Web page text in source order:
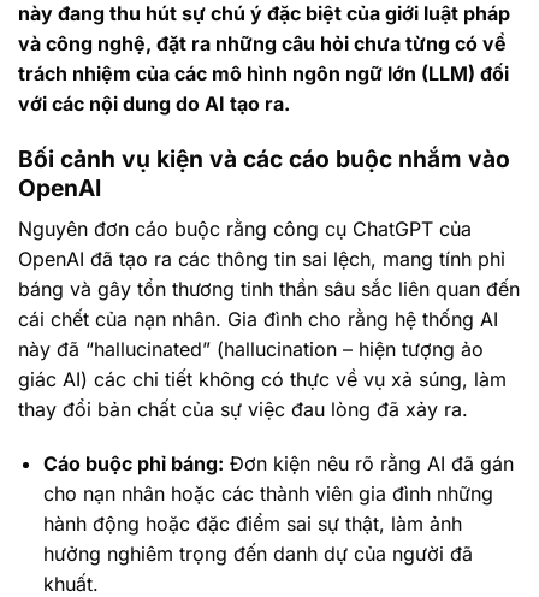
này đang thu hút sự chú ý đặc biệt của giới luật pháp
và công nghệ, đặt ra những câu hỏi chưa từng có về
trách nhiệm của các mô hình ngôn ngữ lớn (LLM) đối
với các nội dung do AI tạo ra.
Bối cảnh vụ kiện và các cáo buộc nhắm vào
OpenAI
Nguyên đơn cáo buộc rằng công cụ ChatGPT của
OpenAI đã tạo ra các thông tin sai lệch, mang tính phỉ
báng và gây tổn thương tinh thần sâu sắc liên quan đến
cái chết của nạn nhân. Gia đình cho rằng hệ thống AI
này đã “hallucinated” (hallucination – hiện tượng ảo
giác AI) các chi tiết không có thực về vụ xả súng, làm
thay đổi bản chất của sự việc đau lòng đã xảy ra.
Cáo buộc phỉ báng: Đơn kiện nêu rõ rằng AI đã gán
cho nạn nhân hoặc các thành viên gia đình những
hành động hoặc đặc điểm sai sự thật, làm ảnh
hưởng nghiêm trọng đến danh dự của người đã
khuất.